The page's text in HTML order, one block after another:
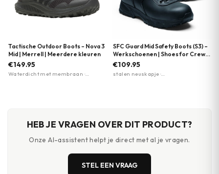
Tactische Outdoor Boots – Nova 3
Mid | Merrell | Meerdere kleuren
€149.95
Waterdicht met membraan ·
SFC Guard Mid Safety Boots (S3) –
Werkschoenen | Shoes for Crews
| Zwart
€109.95
stalen neuskapje ·
HEB JE VRAGEN OVER DIT PRODUCT?
Onze AI-assistent helpt je direct met al je vragen.
STEL EEN VRAAG